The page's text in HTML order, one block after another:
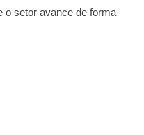
o setor avance de forma